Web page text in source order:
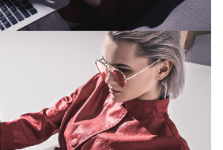
Please select